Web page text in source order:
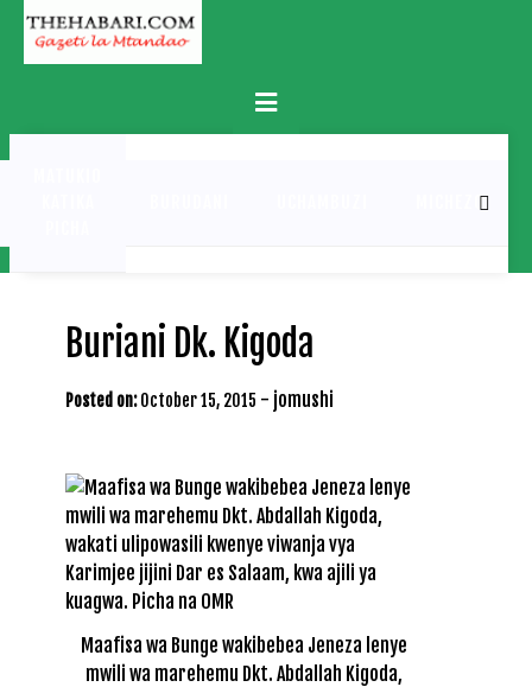
Skip
content
Primary
Menu
MICHEZO
Buriani Dk. Kigoda
Posted on: October 15, 2015 - jomushi
Maafisa wa Bunge wakibebea Jeneza lenye
mwili wa marehemu Dkt. Abdallah Kigoda,